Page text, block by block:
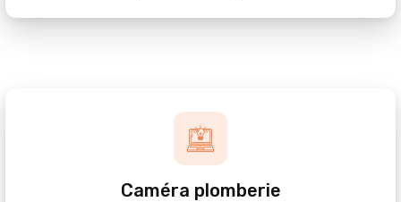
Caméra plomberie